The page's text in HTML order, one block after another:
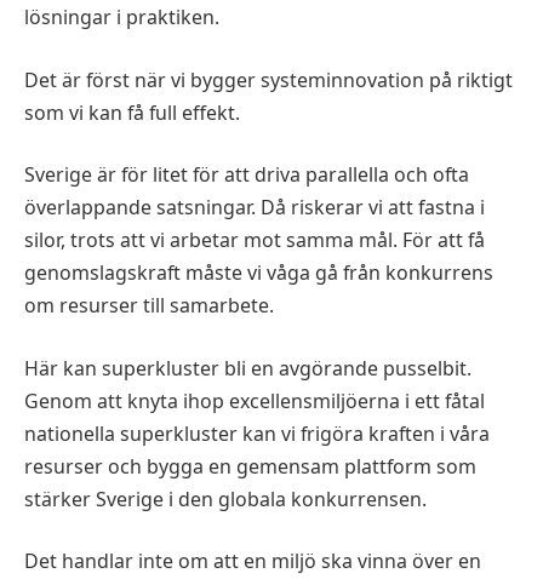
lösningar i praktiken.
Det är först när vi bygger systeminnovation på riktigt
som vi kan få full effekt.
Sverige är för litet för att driva parallella och ofta
överlappande satsningar. Då riskerar vi att fastna i
silor, trots att vi arbetar mot samma mål. För att få
genomslagskraft måste vi våga gå från konkurrens
om resurser till samarbete.
Här kan superkluster bli en avgörande pusselbit.
Genom att knyta ihop excellensmiljöerna i ett fåtal
nationella superkluster kan vi frigöra kraften i våra
resurser och bygga en gemensam plattform som
stärker Sverige i den globala konkurrensen.
Det handlar inte om att en miljö ska vinna över en